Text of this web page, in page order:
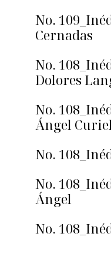
No.
Cernadas
No.
Dolores
No.
Ángel
No.
No.
Ángel
No.